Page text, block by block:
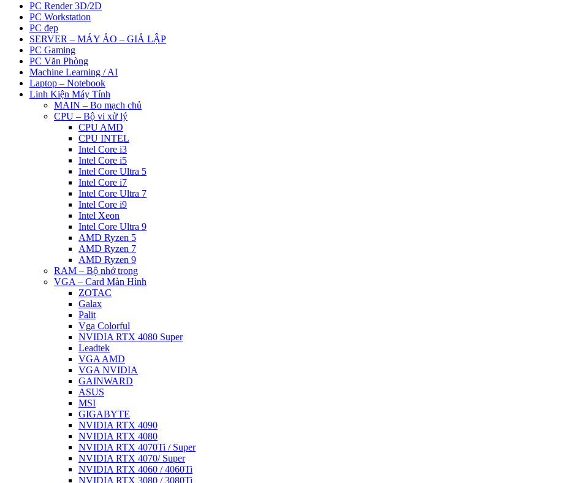
PC Render 3D/2D
PC Workstation
PC đẹp
SERVER – MÁY ẢO – GIẢ LẬP
PC Gaming
PC Văn Phòng
Machine Learning / AI
Laptop – Notebook
Linh Kiện Máy Tính
MAIN – Bo mạch chủ
CPU – Bộ vi xử lý
CPU AMD
CPU INTEL
Intel Core i3
Intel Core i5
Intel Core Ultra 5
Intel Core i7
Intel Core Ultra 7
Intel Core i9
Intel Xeon
Intel Core Ultra 9
AMD Ryzen 5
AMD Ryzen 7
AMD Ryzen 9
RAM – Bộ nhớ trong
VGA – Card Màn Hình
ZOTAC
Galax
Palit
Vga Colorful
NVIDIA RTX 4080 Super
Leadtek
VGA AMD
VGA NVIDIA
GAINWARD
ASUS
MSI
GIGABYTE
NVIDIA RTX 4090
NVIDIA RTX 4080
NVIDIA RTX 4070Ti / Super
NVIDIA RTX 4070/ Super
NVIDIA RTX 4060 / 4060Ti
NVIDIA RTX 3080 / 3080Ti